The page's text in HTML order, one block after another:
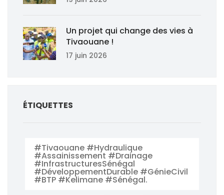
Un projet qui change des vies à
Tivaouane !
17 juin 2026
ÉTIQUETTES
#Tivaouane #Hydraulique
#Assainissement #Drainage
#InfrastructuresSénégal
#DéveloppementDurable #GénieCivil
#BTP #Kelimane #Sénégal.